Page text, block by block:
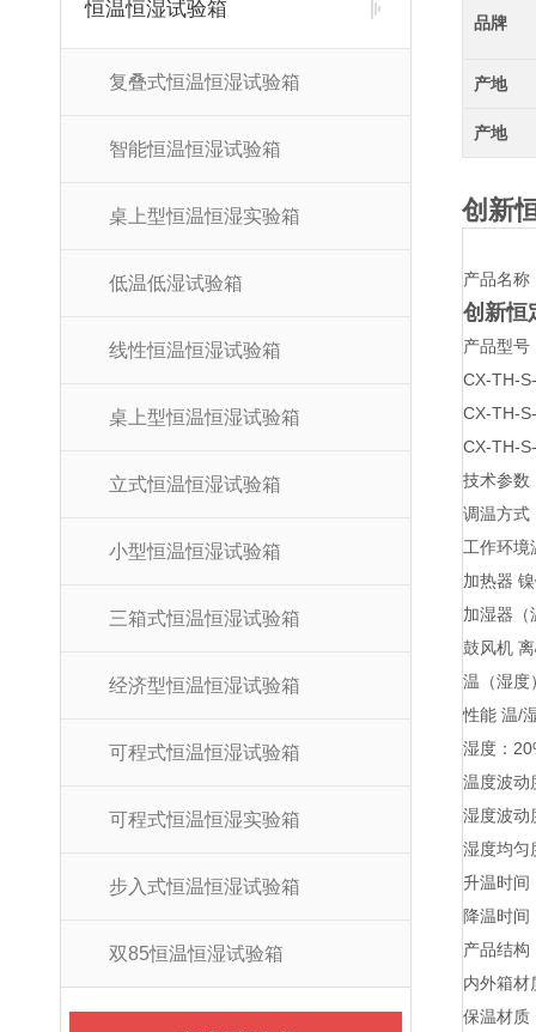
恒温恒湿试验箱
复叠式恒温恒湿试验箱
智能恒温恒湿试验箱
桌上型恒温恒湿实验箱
低温低湿试验箱
线性恒温恒湿试验箱
桌上型恒温恒湿试验箱
立式恒温恒湿试验箱
小型恒温恒湿试验箱
三箱式恒温恒湿试验箱
经济型恒温恒湿试验箱
可程式恒温恒湿试验箱
可程式恒温恒湿实验箱
步入式恒温恒湿试验箱
双85恒温恒湿试验箱
品牌
产地
产地
创新
产品名称
创新恒
产品型号
CX-TH-
CX-TH-
CX-TH-
技术参数
调温方式
工作环境
加热器
加湿器（
鼓风机
温（湿度
性能 温/
湿度：
温度波动
湿度波动
湿度均匀
升温时
降温时
产品结构
内外箱
保温材质